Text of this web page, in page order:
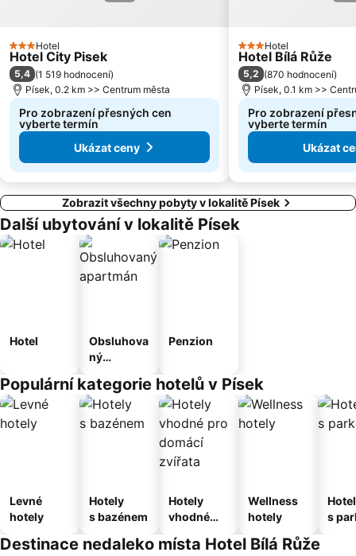
3 Počet hvězdiček
Hotel
Hotel City Pisek
5,4 (1 519 hodnocení)
Písek, 0.2 km >> Centrum města
Pro zobrazení přesných cen
vyberte termín
Ukázat ceny
3 Počet hvězdiček
Hotel
Hotel Bílá Růže
5,2 (870 hodnocení)
Písek, 0.1 km >>
Pro zobrazení
vyberte termín
Ukázat
Zobrazit všechny pobyty v lokalitě Písek
Další ubytování v lokalitě Písek
Hotel
Obsluhova
ný
Penzion
Populární kategorie hotelů v Písek
Levné
hotely
Hotely
s bazénem
Hotely
vhodné
domácí
Wellness
hotely
s
Destinace nedaleko místa Hotel Bílá Růže